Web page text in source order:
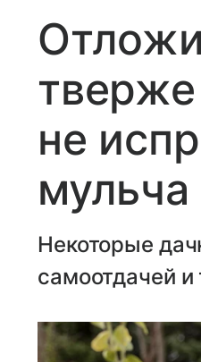
не
мульча
Некоторые
самоотдачей и